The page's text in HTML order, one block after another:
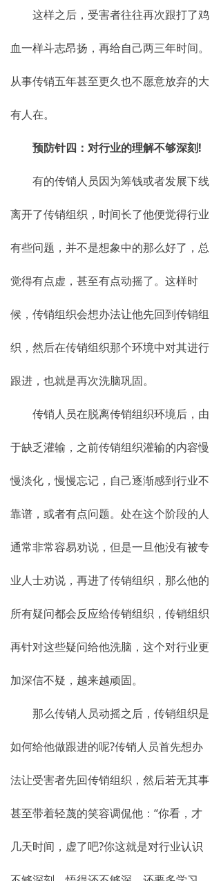
这样之后，受害者往往再次跟打了鸡
血一样斗志昂扬，再给自己两三年时间。
从事传销五年甚至更久也不愿意放弃的大
有人在。
预防针四：对行业的理解不够深刻!
有的传销人员因为筹钱或者发展下线
离开了传销组织，时间长了他便觉得行业
有些问题，并不是想象中的那么好了，总
觉得有点虚，甚至有点动摇了。这样时
候，传销组织会想办法让他先回到传销组
织，然后在传销组织那个环境中对其进行
跟进，也就是再次洗脑巩固。
传销人员在脱离传销组织环境后，由
于缺乏灌输，之前传销组织灌输的内容慢
慢淡化，慢慢忘记，自己逐渐感到行业不
靠谱，或者有点问题。处在这个阶段的人
通常非常容易劝说，但是一旦他没有被专
业人士劝说，再进了传销组织，那么他的
所有疑问都会反应给传销组织，传销组织
再针对这些疑问给他洗脑，这个对行业更
加深信不疑，越来越顽固。
那么传销人员动摇之后，传销组织是
如何给他做跟进的呢?传销人员首先想办
法让受害者先回传销组织，然后若无其事
甚至带着轻蔑的笑容调侃他：“你看，才
几天时间，虚了吧?你这就是对行业认识